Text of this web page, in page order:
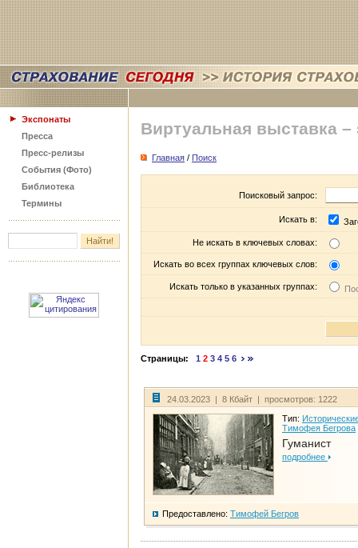
Экспонаты
Пресса
Пресс-релизы
События (Фото)
Библиотека
Термины
Виртуальная выставка –
Главная / Поиск
Поисковый запрос:
Искать в:
Не искать в ключевых словах:
Искать во всех группах ключевых слов:
Искать только в указанных группах:
Страницы: 1 2 3 4 5 6
24.03.2023 | 8 Кбайт | просмотров: 1222
Тип:
Тимофея Бегрова
Гуманист
подробнее
Предоставлено: Тимофей Бегров